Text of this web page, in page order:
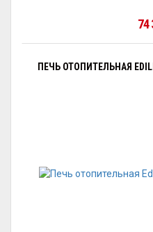
74
ПЕЧЬ ОТОПИТЕЛЬНАЯ